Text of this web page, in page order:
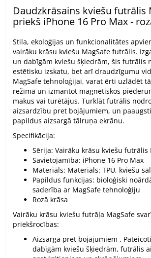
Daudzkrāsains kviešu futrālis
priekš iPhone 16 Pro Max -
Stila, ekoloģijas un funkcionalitātes
vairāku krāsu kviešu MagSafe futrālis.
un dabīgām kviešu šķiedrām, šis futrālis
estētisku izskatu, bet arī draudzīgumu
MagSafe tehnoloģijai, varat ērti uzlādēt
režīmā un izmantot magnētiskos
makus vai turētājus. Turklāt futrālis
aizsardzību pret bojājumiem, un
papildus aizsargā tālruņa ekrānu.
Specifikācija:
Sērija: Vairāku krāsu kviešu futrālis
Savietojamība: iPhone 16 Pro Max
Materiāls: Materiāls: TPU, kviešu
Papildus funkcijas: bioloģiski
saderība ar MagSafe tehnoloģiju
Rozā krāsa
Vairāku krāsu kviešu futrāļa MagSafe
priekšrocības:
Aizsargā pret bojājumiem .
dabīgām kviešu šķiedrām, futrālis